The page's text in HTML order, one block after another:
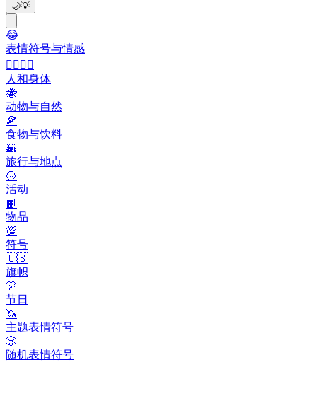
🌙💡
😂
表情符号与情感
👩‍❤️‍💋‍👨
人和身体
🐝
动物与自然
🍕
食物与饮料
🌇
旅行与地点
🥎
活动
📙
物品
💯
符号
🇺🇸
旗帜
🎊
节日
🦄
主题表情符号
🎲
随机表情符号